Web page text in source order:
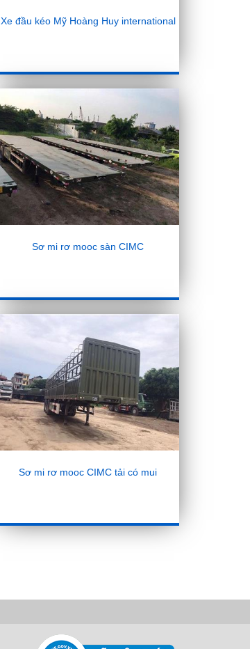
Xe đầu kéo Mỹ Hoàng Huy international
Sơ mi rơ mooc sàn CIMC
Sơ mi rơ mooc CIMC tải có mui